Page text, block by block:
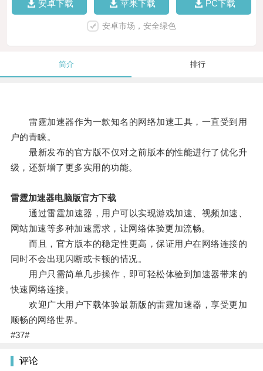
安卓下载 苹果下载 PC下载
安卓市场，安全绿色
简介 排行
雷霆加速器作为一款知名的网络加速工具，一直受到用
户的青睐。
最新发布的官方版不仅对之前版本的性能进行了优化升
级，还新增了更多实用的功能。
雷霆加速器电脑版官方下载
通过雷霆加速器，用户可以实现游戏加速、视频加速、
网站加速等多种加速需求，让网络体验更加流畅。
而且，官方版本的稳定性更高，保证用户在网络连接的
同时不会出现闪断或卡顿的情况。
用户只需简单几步操作，即可轻松体验到加速器带来的
快速网络连接。
欢迎广大用户下载体验最新版的雷霆加速器，享受更加
顺畅的网络世界。
#37#
评论